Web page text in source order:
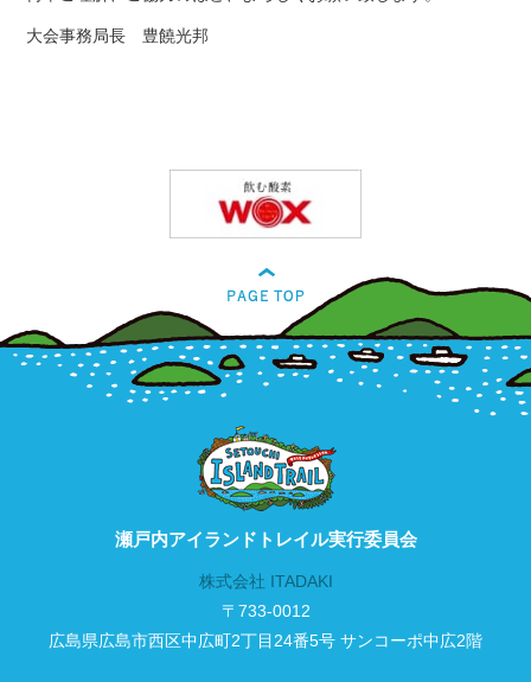
大会事務局長 豊饒光邦
瀬戸内アイランドトレイル実行委員会
株式会社 ITADAKI
〒733-0012
広島県広島市西区中広町2丁目24番5号 サンコーポ中広2階